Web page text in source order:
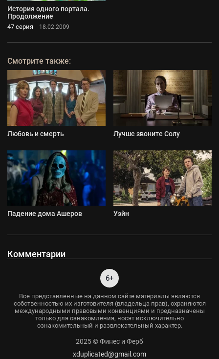
История одного портала.
Продолжение
47 серия 18.02.2009
Смотрите также:
Любовь и смерть Лучше звоните Солу
Падение дома Ашеров Уэйн
Комментарии
6+
Все представленные на данном сайте материалы являются
собственностью их изготовителя (владельца прав), охраняются
международными правовыми конвенциями и предназначены
только для ознакомления, носят исключительно
ознакомительный и развлекательный характер.
2025 © Финес и Ферб
xduplicated@gmail.com